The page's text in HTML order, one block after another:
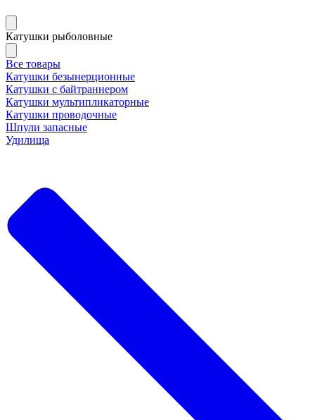
Катушки рыболовные
Все товары
Катушки безынерционные
Катушки с байтраннером
Катушки мультипликаторные
Катушки проводочные
Шпули запасные
Удилища